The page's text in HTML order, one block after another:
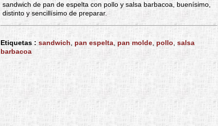
sandwich de pan de espelta con pollo y salsa barbacoa, buenísimo,
distinto y sencillísimo de preparar.
Etiquetas : sandwich pan espelta pan molde pollo salsa
barbacoa